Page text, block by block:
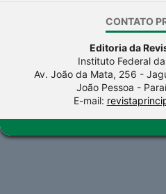
CONTATO
Editoria da
Instituto Federal
Av. João da Mata, 256 -
João Pessoa -
E-mail: